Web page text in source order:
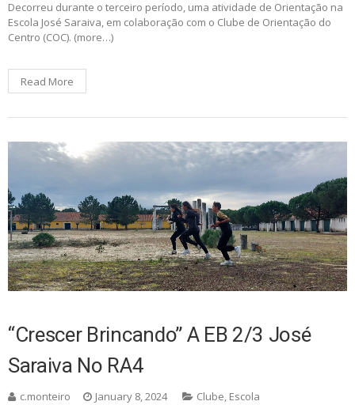
Decorreu durante o terceiro período, uma atividade de Orientação na
Escola José Saraiva, em colaboração com o Clube de Orientação do
Centro (COC). (more…)
Read More
“Crescer Brincando” A EB 2/3 José
Saraiva No RA4
c.monteiro January 8, 2024 Clube, Escola